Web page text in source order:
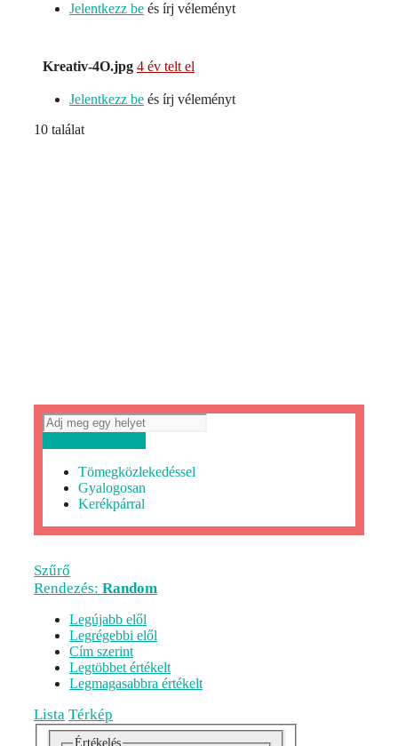
Jelentkezz be és írj véleményt
Kreativ-4O.jpg 4 év telt el
Jelentkezz be és írj véleményt
10 találat
Tömegközlekedéssel
Gyalogosan
Kerékpárral
Szűrő
Rendezés: Random
Legújabb elől
Legrégebbi elől
Cím szerint
Legtöbbet értékelt
Legmagasabbra értékelt
Lista Térkép
Értékelés